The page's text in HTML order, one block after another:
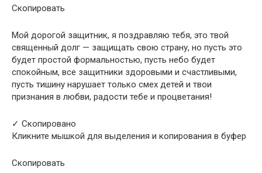
Скопировать
Мой дорогой защитник, я поздравляю тебя, это твой
священный долг — защищать свою страну, но пусть это
будет простой формальностью, пусть небо будет
спокойным, все защитники здоровыми и счастливыми,
пусть тишину нарушает только смех детей и твои
признания в любви, радости тебе и процветания!
✓ Скопировано
Кликните мышкой для выделения и копирования в буфер
Скопировать